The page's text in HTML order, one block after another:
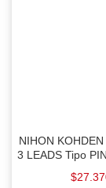
NIHON
3 LEADS Tipo
$